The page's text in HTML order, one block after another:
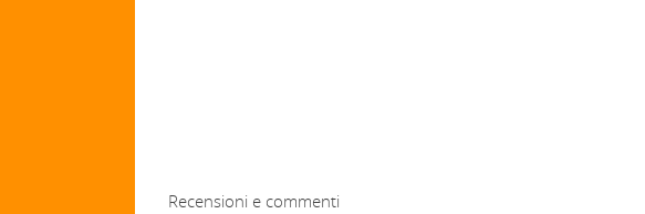
Recensioni e commenti